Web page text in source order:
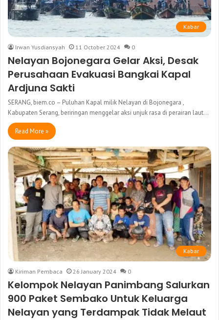
Kabar
Irwan Yusdiansyah 11 October 2024 0
Nelayan Bojonegara Gelar Aksi, Desak
Perusahaan Evakuasi Bangkai Kapal
Ardjuna Sakti
SERANG, biem.co – Puluhan Kapal milik Nelayan di Bojonegara ,
Kabupaten Serang, beriringan menggelar aksi unjuk rasa di perairan laut…
Read More »
Kabar
Kiriman Pembaca 26 January 2024 0
Kelompok Nelayan Panimbang Salurkan
900 Paket Sembako Untuk Keluarga
Nelayan yang Terdampak Tidak Melaut